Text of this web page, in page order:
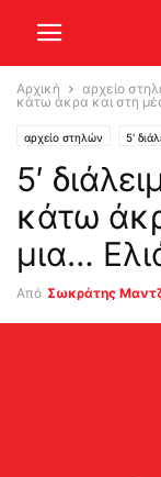
Αρχική αρχείο
κάτω άκρα και στη
αρχείο στηλών 5'
5′
κάτω
μια…
Από Σωκράτης